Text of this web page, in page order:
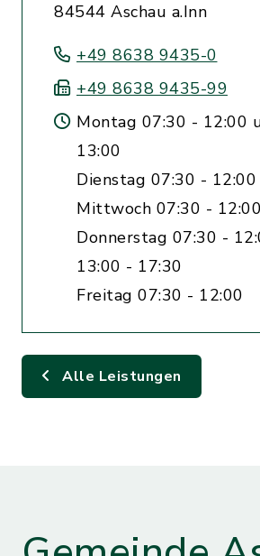
84544 Aschau a.Inn
+49 8638 9435-0
+49 8638 9435-99
Montag 07:30 - 12:00
13:00
Dienstag 07:30 - 12:00
Mittwoch 07:30 - 12:00
Donnerstag 07:30 -
13:00 - 17:30
Freitag 07:30 - 12:00
Alle Leistungen